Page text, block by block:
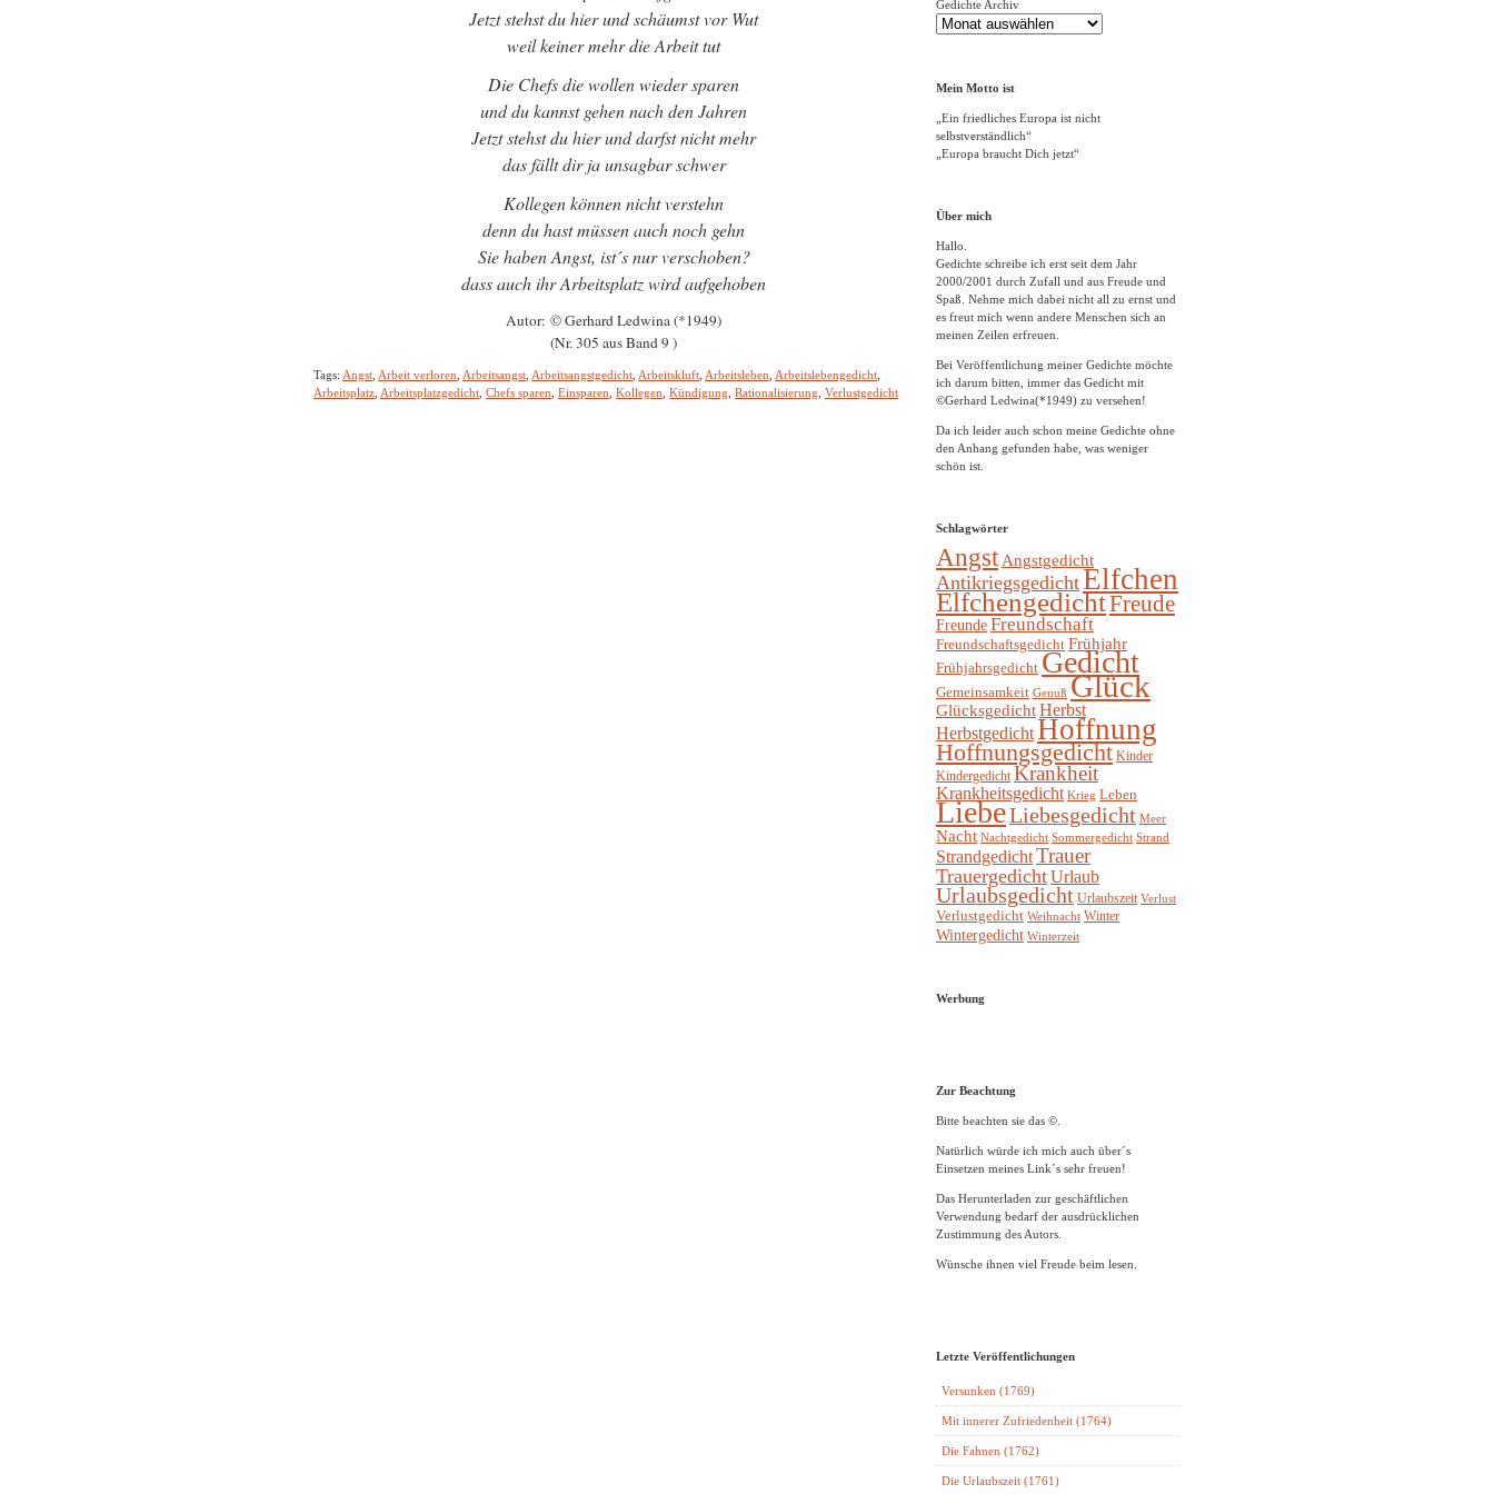
Jetzt stehst du hier und schäumst vor Wut
weil keiner mehr die Arbeit tut
Die Chefs die wollen wieder sparen
und du kannst gehen nach den Jahren
Jetzt stehst du hier und darfst nicht mehr
das fällt dir ja unsagbar schwer
Kollegen können nicht verstehn
denn du hast müssen auch noch gehn
Sie haben Angst, ist´s nur verschoben?
dass auch ihr Arbeitsplatz wird aufgehoben
Autor: © Gerhard Ledwina (*1949)
(Nr. 305 aus Band 9 )
Tags: Angst Arbeit verloren Arbeitsangst Arbeitsangstgedicht Arbeitskluft Arbeitsleben Arbeitslebengedicht
Arbeitsplatz Arbeitsplatzgedicht Chefs sparen Einsparen Kollegen Kündigung Rationalisierung Verlustgedicht
Gedichte Archiv
Mein Motto ist
„Ein friedliches Europa ist nicht
selbstverständlich“
„Europa braucht Dich jetzt“
Über mich
Hallo.
Gedichte schreibe ich erst seit dem Jahr
2000/2001 durch Zufall und aus Freude und
Spaß. Nehme mich dabei nicht all zu ernst und
es freut mich wenn andere Menschen sich an
meinen Zeilen erfreuen.
Bei Veröffentlichung meiner Gedichte möchte
ich darum bitten, immer das Gedicht mit
©Gerhard Ledwina(*1949) zu versehen!
Da ich leider auch schon meine Gedichte ohne
den Anhang gefunden habe, was weniger
schön ist.
Schlagwörter
Angst Angstgedicht
AntikriegsgedichtElfchen
ElfchengedichtFreude
FreundeFreundschaft
Freundschaftsgedicht Frühjahr
Frühjahrsgedicht Gedicht
Gemeinsamkeit Genuß Glück
GlücksgedichtHerbst
HerbstgedichtHoffnung
Hoffnungsgedicht Kinder
Kindergedicht Krankheit
Krankheitsgedicht Krieg Leben
LiebeLiebesgedicht Meer
Nacht Nachtgedicht Sommergedicht Strand
StrandgedichtTrauer
TrauergedichtUrlaub
Urlaubsgedicht Urlaubszeit Verlust
Verlustgedicht Weihnacht Winter
Wintergedicht Winterzeit
Werbung
Zur Beachtung
Bitte beachten sie das ©.
Natürlich würde ich mich auch über´s
Einsetzen meines Link´s sehr freuen!
Das Herunterladen zur geschäftlichen
Verwendung bedarf der ausdrücklichen
Zustimmung des Autors.
Wünsche ihnen viel Freude beim lesen.
Letzte Veröffentlichungen
Versunken (1769)
Mit innerer Zufriedenheit (1764)
Die Fahnen (1762)
Die Urlaubszeit (1761)